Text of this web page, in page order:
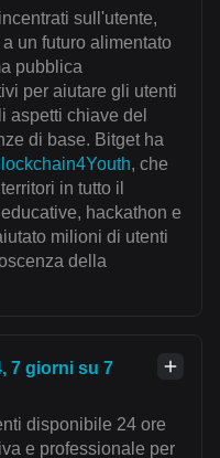
sull'utente,
un futuro alimentato
pubblica
per aiutare gli utenti
aspetti chiave del
di base. Bitget ha
, che
in tutto il
hackathon e
milioni di utenti
della
7 giorni su 7
disponibile 24 ore
e professionale per